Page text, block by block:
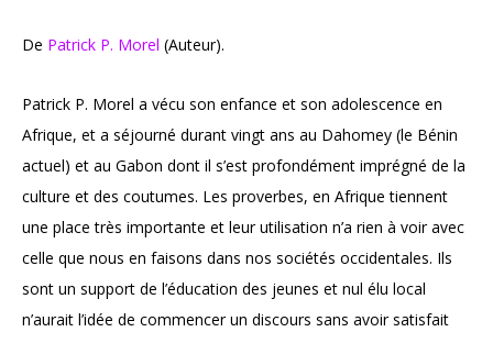
De Patrick P. Morel (Auteur).
Patrick P. Morel a vécu son enfance et son adolescence en
Afrique, et a séjourné durant vingt ans au Dahomey (le Bénin
actuel) et au Gabon dont il s’est profondément imprégné de la
culture et des coutumes. Les proverbes, en Afrique tiennent
une place très importante et leur utilisation n’a rien à voir avec
celle que nous en faisons dans nos sociétés occidentales. Ils
sont un support de l’éducation des jeunes et nul élu local
n’aurait l’idée de commencer un discours sans avoir satisfait